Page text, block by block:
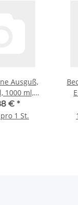
Ausguß,
1000 ml,
mm Ø*H
€ *
1 St.